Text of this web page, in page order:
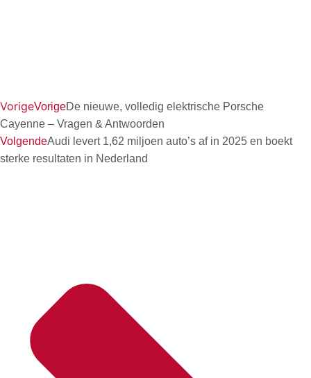
VorigeVorigeDe nieuwe, volledig elektrische Porsche
Cayenne – Vragen & Antwoorden
VolgendeAudi levert 1,62 miljoen auto’s af in 2025 en boekt
sterke resultaten in Nederland